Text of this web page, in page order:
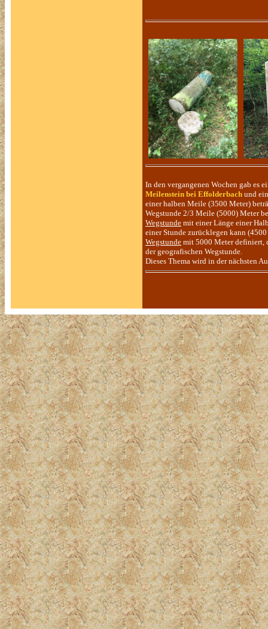
In den vergangenen Wochen gab es
Meilenstein bei Effolderbach und
einer halben Meile (3500 Meter)
Wegstunde 2/3 Meile (5000) Meter
Wegstunde mit einer Länge einer
einer Stunde zurücklegen kann
Wegstunde mit 5000 Meter definiert,
der geografischen Wegstunde.
Dieses Thema wird in der nächsten